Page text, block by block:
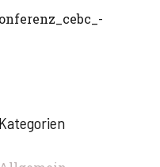
Kategorien